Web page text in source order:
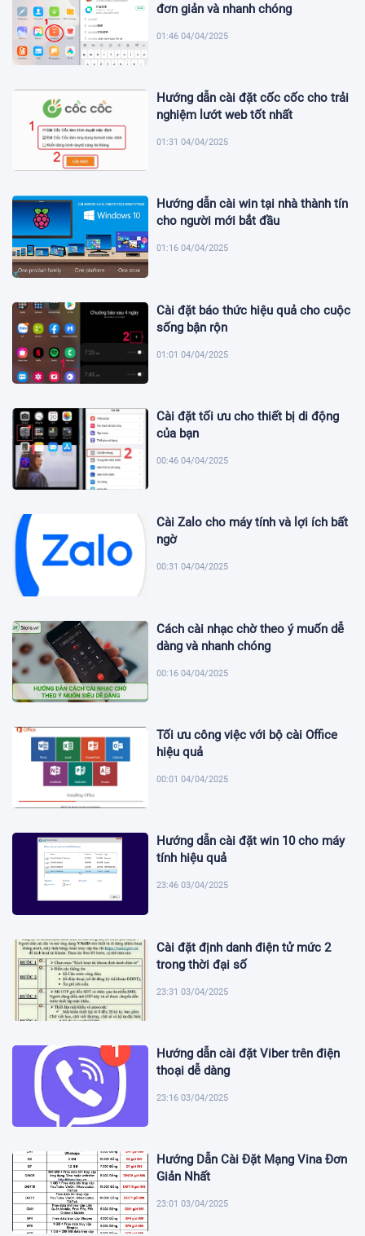
đơn giản và nhanh chóng
01:46 04/04/2025
Hướng dẫn cài đặt cốc cốc cho trải
nghiệm lướt web tốt nhất
01:31 04/04/2025
Hướng dẫn cài win tại nhà thành tín
cho người mới bắt đầu
01:16 04/04/2025
Cài đặt báo thức hiệu quả cho cuộc
sống bận rộn
01:01 04/04/2025
Cài đặt tối ưu cho thiết bị di động
của bạn
00:46 04/04/2025
Cài Zalo cho máy tính và lợi ích bất
ngờ
00:31 04/04/2025
Cách cài nhạc chờ theo ý muốn dễ
dàng và nhanh chóng
00:16 04/04/2025
Tối ưu công việc với bộ cài Office
hiệu quả
00:01 04/04/2025
Hướng dẫn cài đặt win 10 cho máy
tính hiệu quả
23:46 03/04/2025
Cài đặt định danh điện tử mức 2
trong thời đại số
23:31 03/04/2025
Hướng dẫn cài đặt Viber trên điện
thoại dễ dàng
23:16 03/04/2025
Hướng Dẫn Cài Đặt Mạng Vina Đơn
Giản Nhất
23:01 03/04/2025